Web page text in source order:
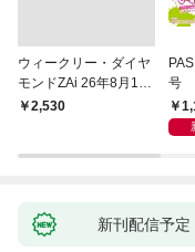
ウィークリー・ダイヤ
モンドZAi 26年8月10
日・17日合併号
￥2,530
号
新刊配信予定